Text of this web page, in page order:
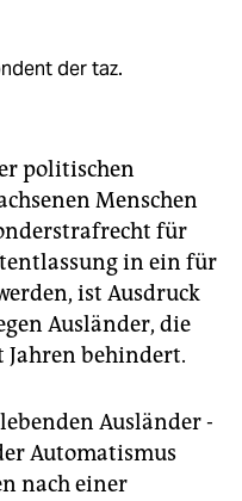
der taz.
politischen
Menschen
für
in ein für
ist Ausdruck
Ausländer, die
behindert.
Ausländer -
Automatismus
nach einer